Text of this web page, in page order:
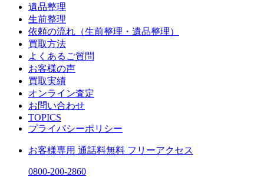
遺品整理
生前整理
依頼の流れ（生前整理・遺品整理）
買取方法
よくあるご質問
お客様の声
買取実績
オンライン査定
お問い合わせ
TOPICS
プライバシーポリシー
お客様専用 通話料無料 フリーアクセス
0800-200-2860